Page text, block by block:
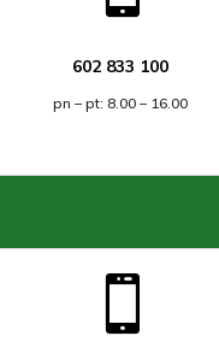
602 833 100
pn – pt: 8.00 – 16.00
